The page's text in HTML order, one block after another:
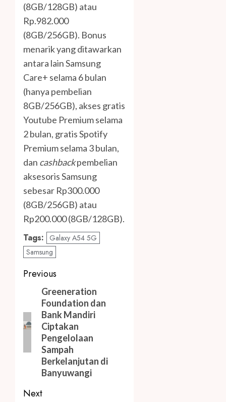
(8GB/128GB) atau
Rp.982.000
(8GB/256GB). Bonus
menarik yang ditawarkan
antara lain Samsung
Care+ selama 6 bulan
(hanya pembelian
8GB/256GB), akses gratis
Youtube Premium selama
2 bulan, gratis Spotify
Premium selama 3 bulan,
dan cashbackpembelian
aksesoris Samsung
sebesar Rp300.000
(8GB/256GB) atau
Rp200.000 (8GB/128GB).
Tags:
Galaxy A54 5G
Samsung
Post
navigation
Previous
Previous
post:
Greeneration
Foundation dan
Bank Mandiri
Ciptakan
Pengelolaan
Sampah
Berkelanjutan di
Banyuwangi
Next